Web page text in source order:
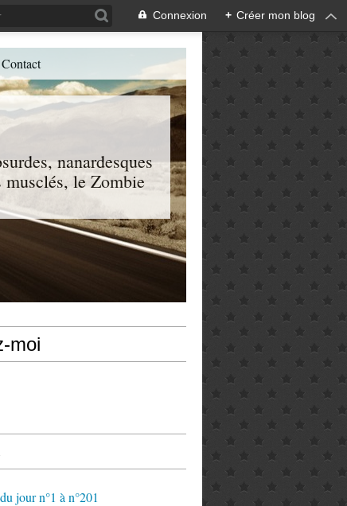
Connexion + Créer mon blog
nanardesques
le Zombie
Contact
moi
jour n°1 à n°201